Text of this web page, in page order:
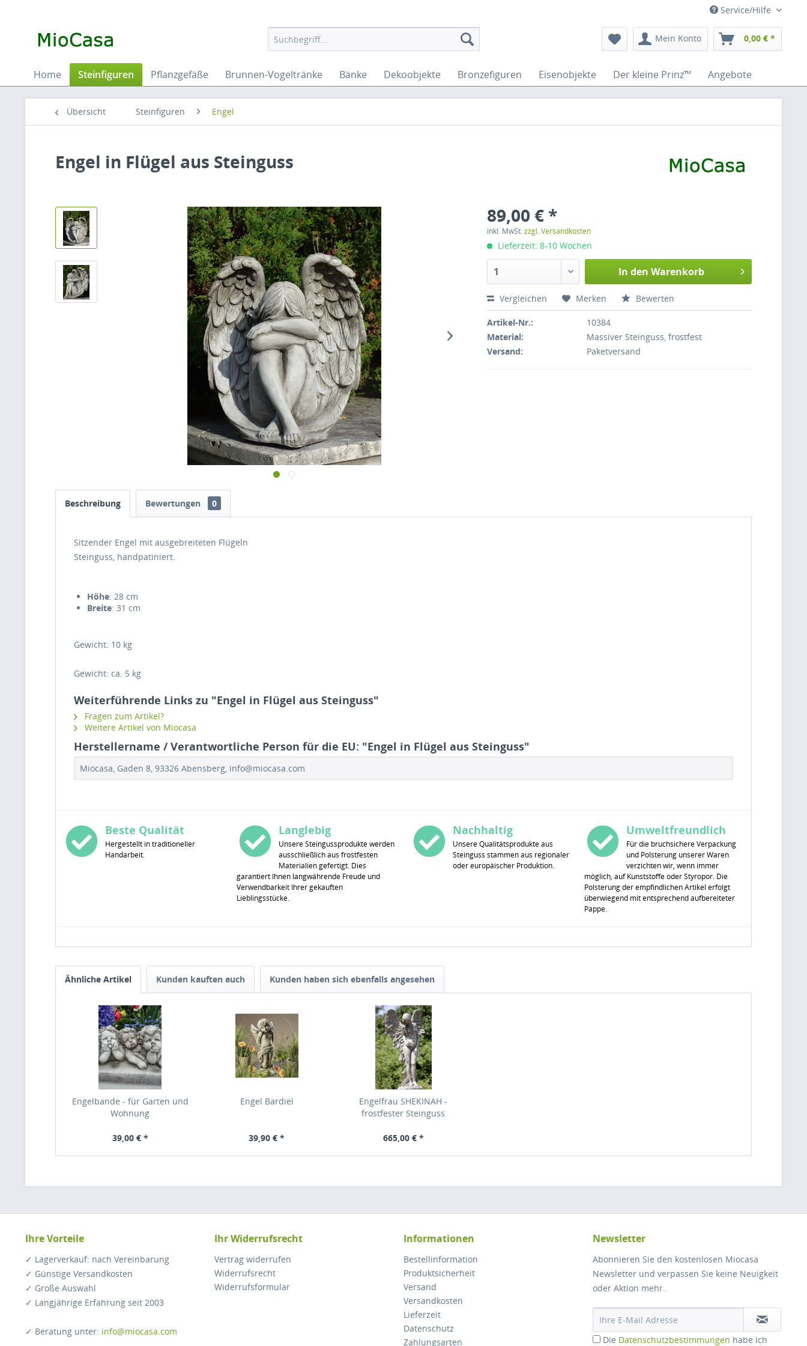
Service/Hilfe
Mein Konto 0,00 € *
Home Steinfiguren Pflanzgefäße Brunnen-Vogeltränke Bänke Dekoobjekte Bronzefiguren Eisenobjekte Der kleine Prinz™ Angebote
Übersicht Steinfiguren Engel
Engel in Flügel aus Steinguss
89,00 € *
inkl. MwSt.zzgl. Versandkosten
Lieferzeit: 8-10 Wochen
In den Warenkorb
Vergleichen Merken Bewerten
Artikel-Nr.:
10384
Material:
Massiver Steinguss, frostfest
Versand:
Paketversand
Beschreibung Bewertungen 0
Sitzender Engel mit ausgebreiteten Flügeln
Steinguss, handpatiniert.
Höhe: 28 cm
Breite: 31 cm
Gewicht: 10 kg
Gewicht: ca. 5 kg
Weiterführende Links zu "Engel in Flügel aus Steinguss"
Fragen zum Artikel?
Weitere Artikel von Miocasa
Herstellername / Verantwortliche Person für die EU: "Engel in Flügel aus Steinguss"
Miocasa, Gaden 8, 93326 Abensberg, info@miocasa.com
Beste Qualität
Hergestellt in traditioneller
Handarbeit.
Langlebig
Unsere Steingussprodukte werden
ausschließlich aus frostfesten
Materialien gefertigt. Dies
garantiert Ihnen langwährende Freude und
Verwendbarkeit Ihrer gekauften
Lieblingsstücke.
Nachhaltig
Unsere Qualitätsprodukte aus
Steinguss stammen aus regionaler
oder europäischer Produktion.
Umweltfreundlich
Für die bruchsichere Verpackung
und Polsterung unserer Waren
verzichten wir, wenn immer
möglich, auf Kunststoffe oder Styropor. Die
Polsterung der empfindlichen Artikel erfolgt
überwiegend mit entsprechend aufbereiteter
Pappe.
Ähnliche Artikel Kunden kauften auch Kunden haben sich ebenfalls angesehen
Engelbande - für Garten und
Wohnung
39,00 € *
Engel Bardiel
39,90 € *
Engelfrau SHEKINAH -
frostfester Steinguss
665,00 € *
Ihre Vorteile
✓ Lagerverkauf: nach Vereinbarung
✓ Günstige Versandkosten
✓ Große Auswahl
✓ Langjährige Erfahrung seit 2003
✓ Beratung unter: info@miocasa.com
Ihr Widerrufsrecht
Vertrag widerrufen
Widerrufsrecht
Widerrufsformular
Informationen
Bestellinformation
Produktsicherheit
Versand
Versandkosten
Lieferzeit
Datenschutz
Zahlungsarten
Newsletter
Abonnieren Sie den kostenlosen Miocasa
Newsletter und verpassen Sie keine Neuigkeit
oder Aktion mehr.
Die Datenschutzbestimmungen habe ich